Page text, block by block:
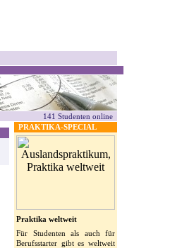
141 Studenten online
PRAKTIKA-SPECIAL
Praktika weltweit
Für Studenten als auch für
Berufsstarter gibt es weltweit